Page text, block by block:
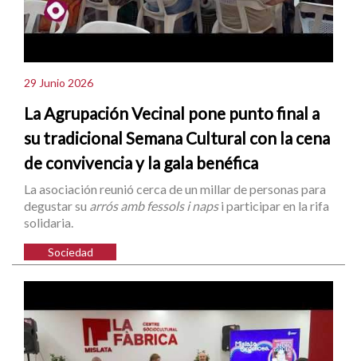
29 Junio 2026
La Agrupación Vecinal pone punto final a
su tradicional Semana Cultural con la cena
de convivencia y la gala benéfica
La asociación reunió cerca de un millar de personas para
degustar su arrós amb fessols i napsi participar en la rifa
solidaria.
Sociedad